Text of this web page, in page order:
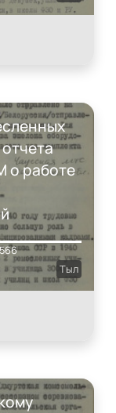
о работе
Тыл